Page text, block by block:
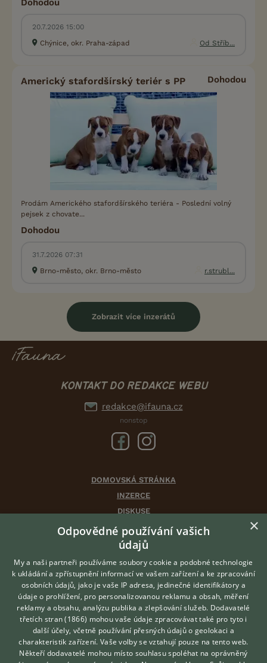
20.7.2026 15:00
Chýnice, okr. Praha-západ
Od Stříb...
Americký stafordšírský teriér s PP Dohodou
Prodám Amerického stafordšírského teriéra - Poslední volný
pejsek z chovate...
Dohodou
31.7.2026 07:31
Brno-město, okr. Brno-město
r.strubl...
Zobrazit více inzerátů
KONTAKT DO REDAKCE WEBU
redakce@ifauna.cz
nonstop
DOMOVSKÁ STRÁNKA
INZERCE
DISKUSE
ČLÁNKY
CHOVATELSKÉ STANICE
VÝBĚR VHODNÉHO PLEMENE
O nás
Kontakt
Možnosti zvýraznění inzerátů
Podmínky užití
Hledáte zvířecího kamaráda?
Zdarma vám poradí
VETERINÁŘ ONLINE
×
Odpovědné používání vašich
údajů
My a naši partneři používáme soubory cookie a podobné technologie
k ukládání a zpřístupnění informací ve vašem zařízení a ke zpracování
osobních údajů, jako je vaše IP adresa, jedinečné identifikátory a
údaje o prohlížení, pro personalizovanou reklamu a obsah, měření
reklamy a obsahu, analýzu publika a zlepšování služeb. Dodavatelé
třetích stran (1866) mohou vaše údaje zpracovávat také pro tyto i
další účely, včetně používání přesných údajů o geolokaci a
charakteristik zařízení. Vaše volby se vztahují pouze na tento web.
Někteří dodavatelé mohou místo souhlasu spoléhat na oprávněný